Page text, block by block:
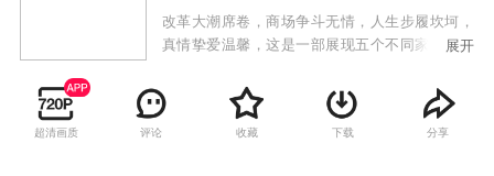
改革大潮席卷，商场争斗无情，人生步履坎坷，
真情挚爱温馨，这是一部展现五个不同家庭不同
翰英街，说不完的世事沧桑；一个好故事，道不
尽的韵味悠长。故事折射改革开放城市巨变，呈
现京城精英众生相。
展开
超清画质 评论 收藏 下载 分享